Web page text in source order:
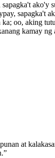
ako'y
sapagka't
oo, aking
kamay ng
at
”